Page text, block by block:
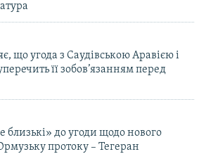
що угода з Саудівською Аравією і
її зобов’язанням перед
близькі» до угоди щодо нового
протоку – Тегеран